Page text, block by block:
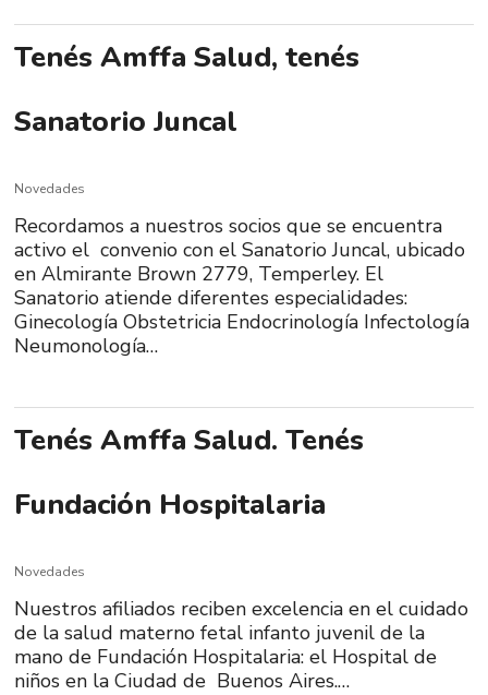
Tenés Amffa Salud, tenés
Sanatorio Juncal
Novedades
Recordamos a nuestros socios que se encuentra
activo el convenio con el Sanatorio Juncal, ubicado
en Almirante Brown 2779, Temperley. El
Sanatorio atiende diferentes especialidades:
Ginecología Obstetricia Endocrinología Infectología
Neumonología…
Tenés Amffa Salud. Tenés
Fundación Hospitalaria
Novedades
Nuestros afiliados reciben excelencia en el cuidado
de la salud materno fetal infanto juvenil de la
mano de Fundación Hospitalaria: el Hospital de
niños en la Ciudad de Buenos Aires.…